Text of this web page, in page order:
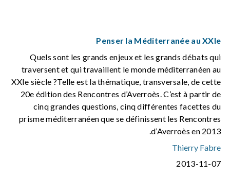
Penser la Méditerranée au XXIe
Quels sont les grands enjeux et les grands débats qui
traversent et qui travaillent le monde méditerranéen au
XXIe siècle ?Telle est la thématique, transversale, de cette
20e édition des Rencontres d’Averroès. C’est à partir de
cinq grandes questions, cinq différentes facettes du
prisme méditerranéen que se définissent les Rencontres
d’Averroès en 2013.
Thierry Fabre
2013-11-07